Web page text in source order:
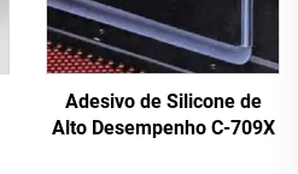
Adesivo de Silicone de
Alto Desempenho C-709X